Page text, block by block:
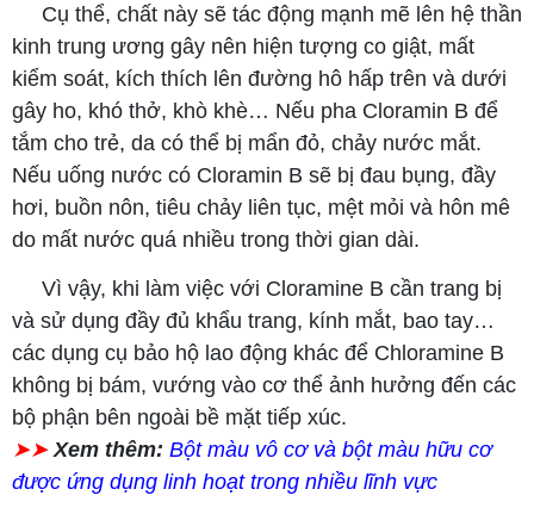
Cụ thể, chất này sẽ tác động mạnh mẽ lên hệ thần
kinh trung ương gây nên hiện tượng co giật, mất
kiểm soát, kích thích lên đường hô hấp trên và dưới
gây ho, khó thở, khò khè… Nếu pha Cloramin B để
tắm cho trẻ, da có thể bị mẩn đỏ, chảy nước mắt.
Nếu uống nước có Cloramin B sẽ bị đau bụng, đầy
hơi, buồn nôn, tiêu chảy liên tục, mệt mỏi và hôn mê
do mất nước quá nhiều trong thời gian dài.
Vì vậy, khi làm việc với Cloramine B cần trang bị
và sử dụng đầy đủ khẩu trang, kính mắt, bao tay…
các dụng cụ bảo hộ lao động khác để Chloramine B
không bị bám, vướng vào cơ thể ảnh hưởng đến các
bộ phận bên ngoài bề mặt tiếp xúc.
➤➤ Xem thêm: Bột màu vô cơ và bột màu hữu cơ
được ứng dụng linh hoạt trong nhiều lĩnh vực